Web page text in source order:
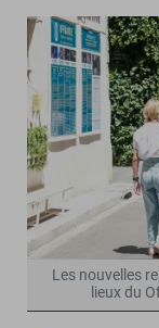
Les nouvelles
lieux du